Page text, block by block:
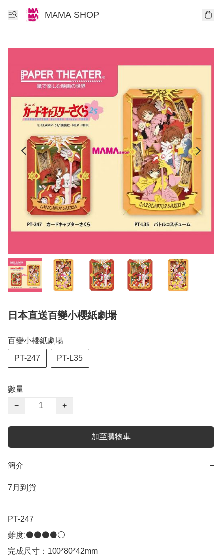
MAMA SHOP
日本直送百變小櫻紙劇場
百變小櫻紙劇場
PT-247 PT-L35
數量
−
+
加至購物車
簡介 −
7月到貨
PT-247
難度:​⚫️⚫️⚫️⚫️⚪️
完成尺寸：100*80*42mm​